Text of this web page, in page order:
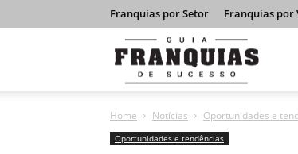
Franquias por Setor Franquias por
Home Notícias Oportunidades e
Oportunidades e tendências